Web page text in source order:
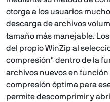
otorga a los usuarios
descarga de archivos
tamaño más manejable.
del propio WinZip al
compresión" dentro de la
archivos nuevos en
compresión óptima para
permite descomprimir y